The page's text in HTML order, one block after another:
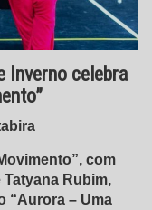
Inverno celebra
com
Rubim,
“Aurora – Uma